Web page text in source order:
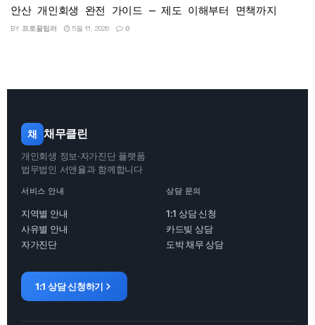
안산 개인회생 완전 가이드 — 제도 이해부터 면책까지
BY 프로꿀팁러 5월 11, 2026 0
채 채무클린
개인회생 정보·자가진단 플랫폼
법무법인 서앤율과 함께합니다
서비스 안내
지역별 안내
사유별 안내
자가진단
상담 문의
1:1 상담 신청
카드빚 상담
도박 채무 상담
1:1 상담 신청하기